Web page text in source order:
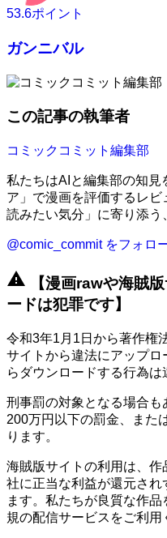
53.6ポイント
ガンニバル
この記事の執筆者
コミックコミット編集部
私たちはAIと編集部の知見
ア」で漫画を評価するレビ
読みたい気分」に寄り添う
@comic_commit をフォロ
warning 【漫画rawや海賊
ードは犯罪です】
令和3年1月1日から著作権
サイトから違法にアップ
らダウンロードする行為は
刑事罰の対象となる場合
200万円以下の罰金、また
ります。
海賊版サイトの利用は、
社に正当な利益が還元さ
ます。私たちが良質な作
規の配信サービスをご利用